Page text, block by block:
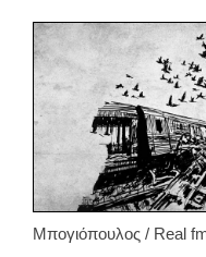
Μπογιόπουλος / Real